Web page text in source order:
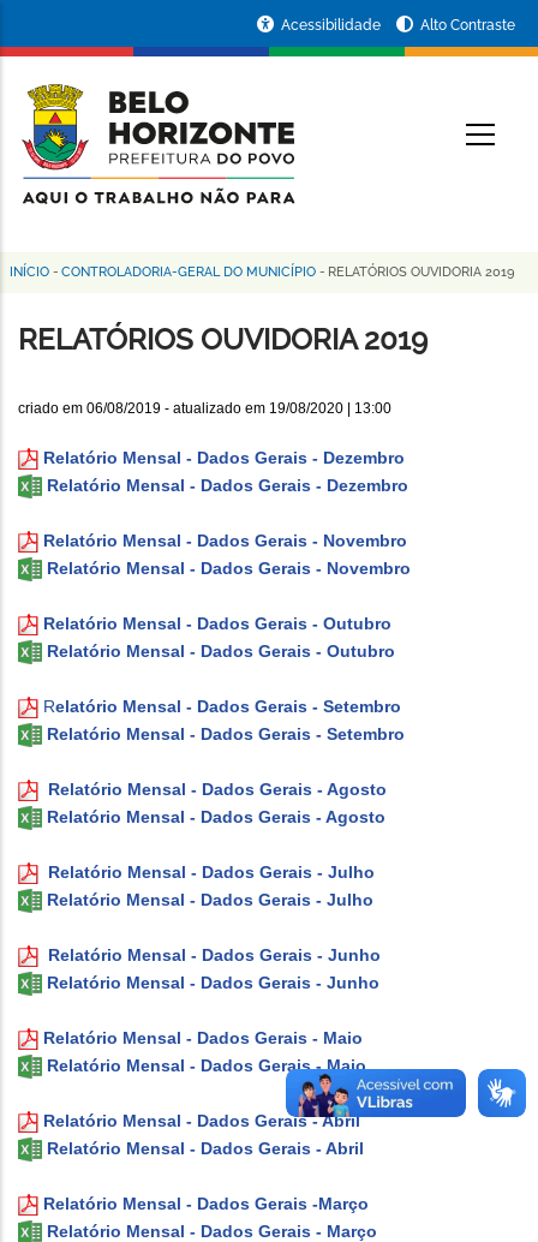
conteúdo
principal
da
Prefeitura
de
Horizonte
Acessibilidade Alto Contraste
Trilha
de
INÍCIO - CONTROLADORIA-GERAL DO MUNICÍPIO - RELATÓRIOS OUVIDORIA 2019
RELATÓRIOS OUVIDORIA 2019
criado em 06/08/2019 - atualizado em 19/08/2020 | 13:00
Relatório Mensal - Dados Gerais - Dezembro
Relatório Mensal - Dados Gerais - Dezembro
Relatório Mensal - Dados Gerais - Novembro
Relatório Mensal - Dados Gerais - Novembro
Relatório Mensal - Dados Gerais - Outubro
Relatório Mensal - Dados Gerais - Outubro
Relatório Mensal - Dados Gerais - Setembro
Relatório Mensal - Dados Gerais - Setembro
Relatório Mensal - Dados Gerais - Agosto
Relatório Mensal - Dados Gerais - Agosto
Relatório Mensal - Dados Gerais - Julho
Relatório Mensal - Dados Gerais - Julho
Relatório Mensal - Dados Gerais - Junho
Relatório Mensal - Dados Gerais - Junho
Relatório Mensal - Dados Gerais - Maio
Relatório Mensal - Dados Gerais - Maio
Relatório Mensal - Dados Gerais - Abril
Relatório Mensal - Dados Gerais - Abril
Relatório Mensal - Dados Gerais -Março
Relatório Mensal - Dados Gerais - Março